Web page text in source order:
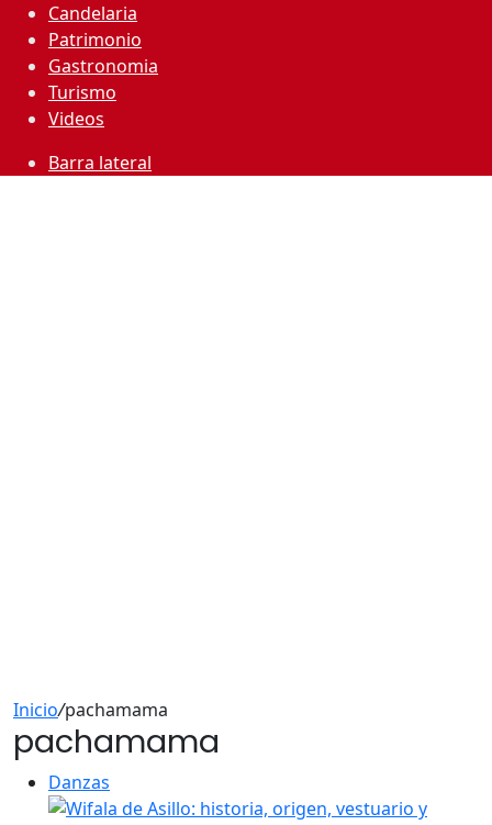
Candelaria
Patrimonio
Gastronomia
Turismo
Videos
Barra lateral
Inicio/pachamama
pachamama
Danzas